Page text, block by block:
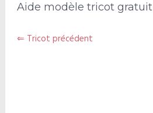
Aide modèle tricot gratuit
⇐ Tricot précédent